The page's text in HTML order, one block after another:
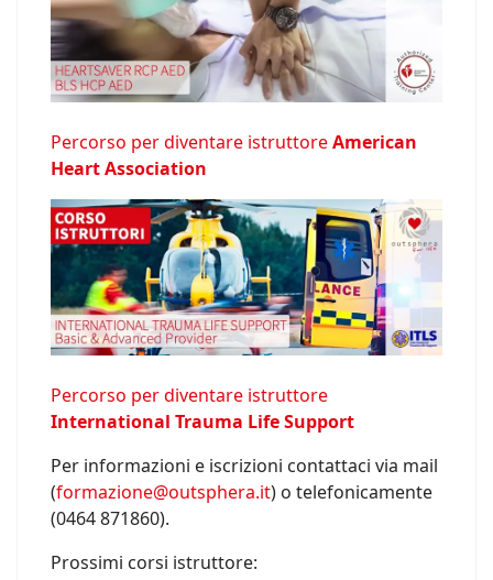
Percorso per diventare istruttoreAmerican
Heart Association
Percorso per diventare istruttore
International Trauma Life Support
Per informazioni e iscrizioni contattaci via mail
(formazione@outsphera.it) o telefonicamente
(0464 871860).
Prossimi corsi istruttore: